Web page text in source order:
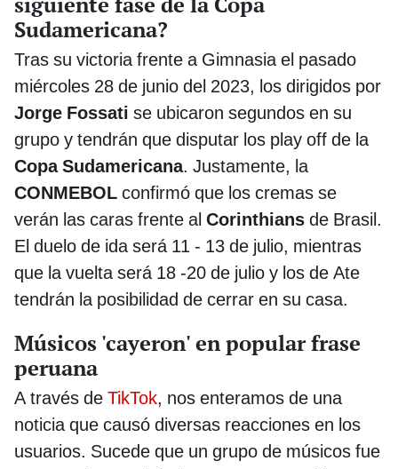
Sudamericana?
Tras su victoria frente a Gimnasia el pasado
miércoles 28 de junio del 2023, los dirigidos por
Jorge Fossati se ubicaron segundos en su
grupo y tendrán que disputar los play off de la
Copa Sudamericana. Justamente, la
CONMEBOL confirmó que los cremas se
verán las caras frente al Corinthians de Brasil.
El duelo de ida será 11 - 13 de julio, mientras
que la vuelta será 18 -20 de julio y los de Ate
tendrán la posibilidad de cerrar en su casa.
Músicos 'cayeron' en popular frase
peruana
A través de TikTok, nos enteramos de una
noticia que causó diversas reacciones en los
usuarios. Sucede que un grupo de músicos fue